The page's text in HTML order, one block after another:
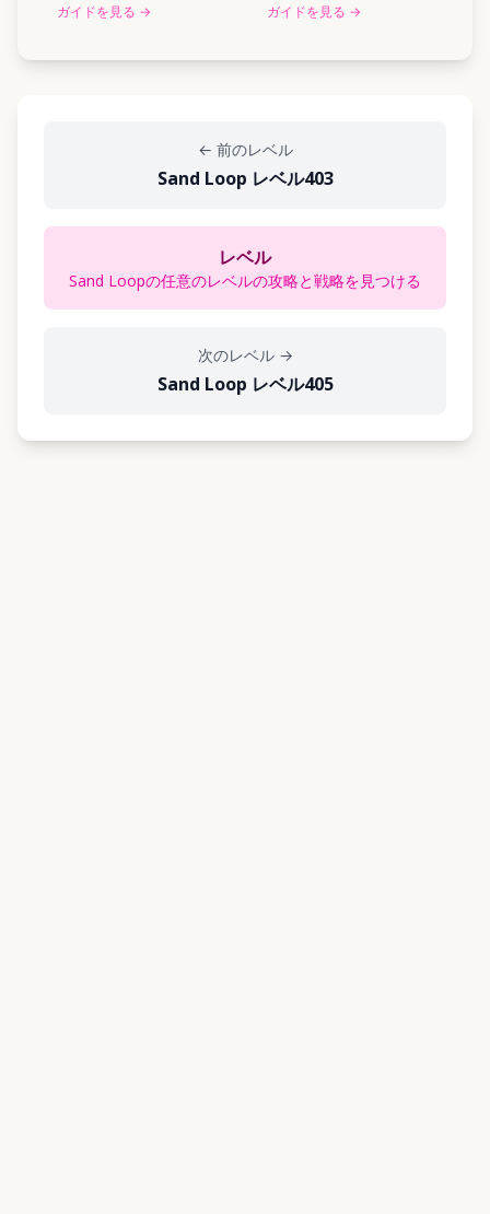
ガイドを見る → ガイドを見る →
← 前のレベル
Sand Loop レベル403
レベル
Sand Loopの任意のレベルの攻略と戦略を見つける
次のレベル→
Sand Loop レベル405